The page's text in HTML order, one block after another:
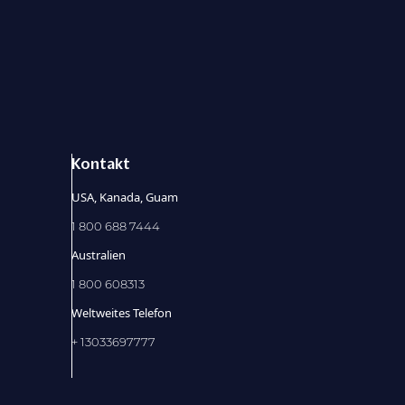
Kontakt
USA, Kanada, Guam
1 800 688 7444
Australien
1 800 608313
Weltweites Telefon
+ 13033697777